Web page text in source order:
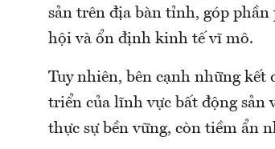
sản trên địa bàn tỉnh, góp
hội và ổn định kinh tế vĩ mô.
Tuy nhiên, bên cạnh những kết
triển của lĩnh vực bất động sản
thực sự bền vững, còn tiềm ẩn